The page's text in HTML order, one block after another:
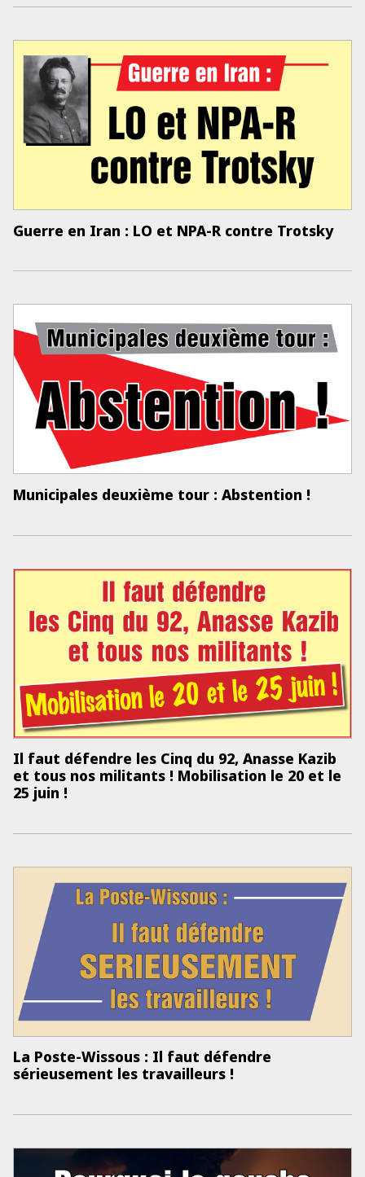
Guerre en Iran : LO et NPA-R contre Trotsky
Municipales deuxième tour : Abstention !
Il faut défendre les Cinq du 92, Anasse Kazib
et tous nos militants ! Mobilisation le 20 et le
25 juin !
La Poste-Wissous : Il faut défendre
sérieusement les travailleurs !